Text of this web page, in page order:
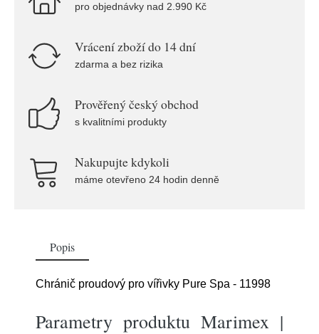
pro objednávky nad 2.990 Kč
Vrácení zboží do 14 dní
zdarma a bez rizika
Prověřený český obchod
s kvalitními produkty
Nakupujte kdykoli
máme otevřeno 24 hodin denně
Popis
Chránič proudový pro vířivky Pure Spa - 11998
Parametry produktu Marimex |